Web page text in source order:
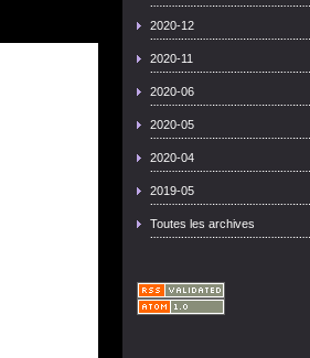
2020-12
2020-11
2020-06
2020-05
2020-04
2019-05
Toutes les archives